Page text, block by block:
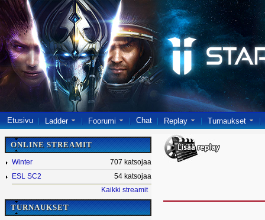
Etusivu Ladder Foorumi Chat Replay Turnaukset
ONLINE STREAMIT
Winter
707 katsojaa
ESL SC2
54 katsojaa
Kaikki streamit
TURNAUKSET